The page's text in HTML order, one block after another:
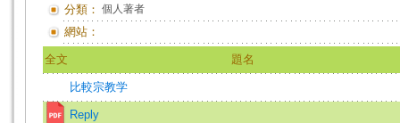
分類： 個人著者
網站：
全文 題名
比較宗教学
Reply